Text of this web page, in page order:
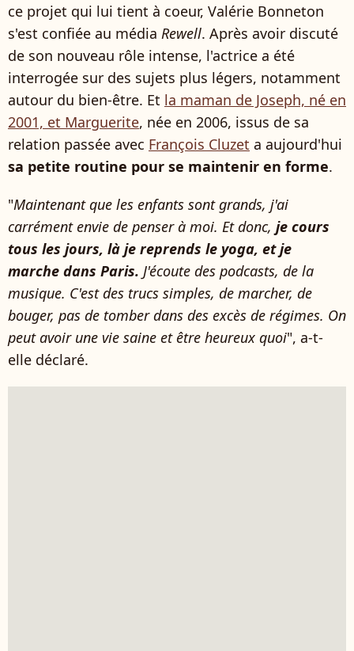
ce projet qui lui tient à coeur, Valérie Bonneton
s'est confiée au média Rewell. Après avoir discuté
de son nouveau rôle intense, l'actrice a été
interrogée sur des sujets plus légers, notamment
autour du bien-être. Et la maman de Joseph, né en
2001, et Marguerite, née en 2006, issus de sa
relation passée avec François Cluzet a aujourd'hui
sa petite routine pour se maintenir en forme.
"Maintenant que les enfants sont grands, j'ai
carrément envie de penser à moi. Et donc, je cours
tous les jours, là je reprends le yoga, et je
marche dans Paris. J'écoute des podcasts, de la
musique. C'est des trucs simples, de marcher, de
bouger, pas de tomber dans des excès de régimes. On
peut avoir une vie saine et être heureux quoi", a-t-
elle déclaré.